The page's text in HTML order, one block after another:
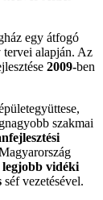
egy átfogó
tervei alapján. Az
2009-ben
szakmai
legjobb vidéki
séf vezetésével.